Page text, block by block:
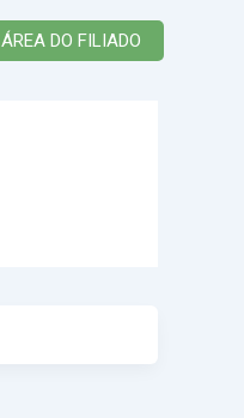
ÁREA DO FILIADO